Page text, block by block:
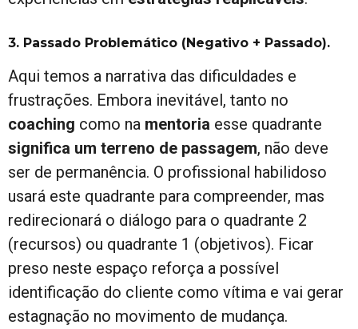
3. Passado Problemático (Negativo + Passado).
Aqui temos a narrativa das dificuldades e
frustrações. Embora inevitável, tanto no
coaching como na mentoria esse quadrante
significa um terreno de passagem, não deve
ser de permanência. O profissional habilidoso
usará este quadrante para compreender, mas
redirecionará o diálogo para o quadrante 2
(recursos) ou quadrante 1 (objetivos). Ficar
preso neste espaço reforça a possível
identificação do cliente como vítima e vai gerar
estagnação no movimento de mudança.